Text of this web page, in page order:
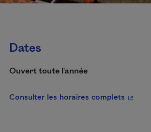
Dates
Ouvert toute l'année
Consulter les horaires complets - Cet